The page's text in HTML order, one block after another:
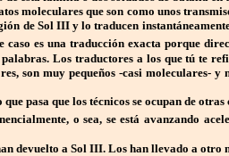
moleculares que son como unos
Sol III y lo traducen instantáneamente
caso es una traducción exacta porque
Los traductores a los que tú te
muy pequeños -casi moleculares-
pasa que los técnicos se ocupan de
o sea, se está avanzando
devuelto a Sol III. Los han llevado a